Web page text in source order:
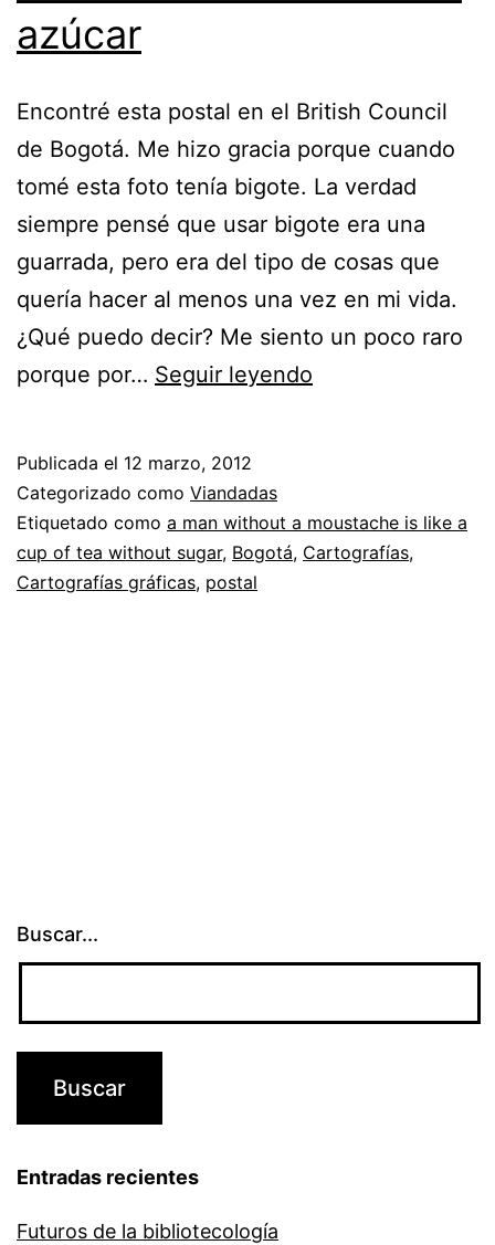
azúcar
Encontré esta postal en el British Council
de Bogotá. Me hizo gracia porque cuando
tomé esta foto tenía bigote. La verdad
siempre pensé que usar bigote era una
guarrada, pero era del tipo de cosas que
quería hacer al menos una vez en mi vida.
¿Qué puedo decir? Me siento un poco raro
porque por… Seguir leyendo
es
como
Publicada el 12 marzo, 2012
Categorizado como Viandadas
Etiquetado como a man without a moustache is like a
cup of tea without sugar, Bogotá, Cartografías,
Cartografías gráficas, postal
Buscar...
Entradas recientes
Futuros de la bibliotecología